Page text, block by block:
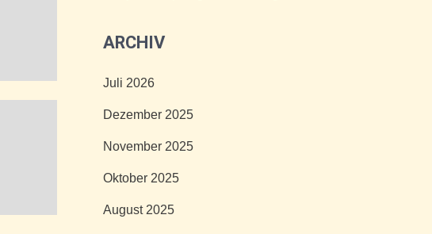
ARCHIV
Juli 2026
Dezember 2025
November 2025
Oktober 2025
August 2025